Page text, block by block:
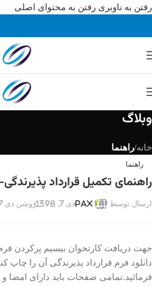
رفتن به ناوبری رفتن به محتوای اصلی
وبلاگ
خانه/راهنما
راهنما
راهنمای تکمیل قرارداد
ارسال توسط Paxدی 7, 1398 روشن دی 7, 1398
جهت دریافت کارتخوان بیسیم پرکردن
دانلود فرم قرارداد پذیرندگی آن را چاپ
فرمائید.تمامی صفحات باید دارای امضا